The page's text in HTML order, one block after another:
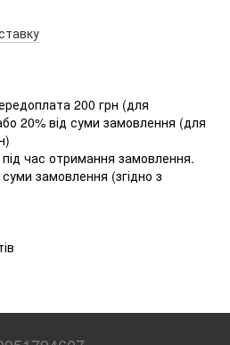
200 грн (для
20% від суми замовлення (для
час отримання замовлення.
замовлення (згідно з